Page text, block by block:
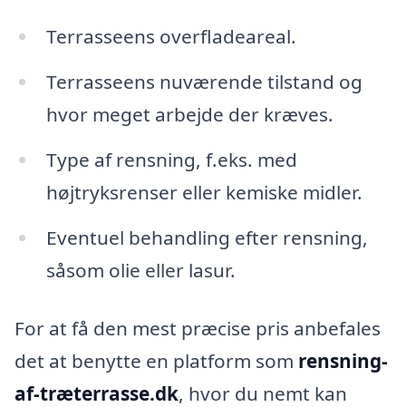
Terrasseens overfladeareal.
Terrasseens nuværende tilstand og
hvor meget arbejde der kræves.
Type af rensning, f.eks. med
højtryksrenser eller kemiske midler.
Eventuel behandling efter rensning,
såsom olie eller lasur.
For at få den mest præcise pris anbefales
det at benytte en platform som rensning-
af-træterrasse.dk, hvor du nemt kan